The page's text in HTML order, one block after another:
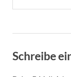
Schreibe